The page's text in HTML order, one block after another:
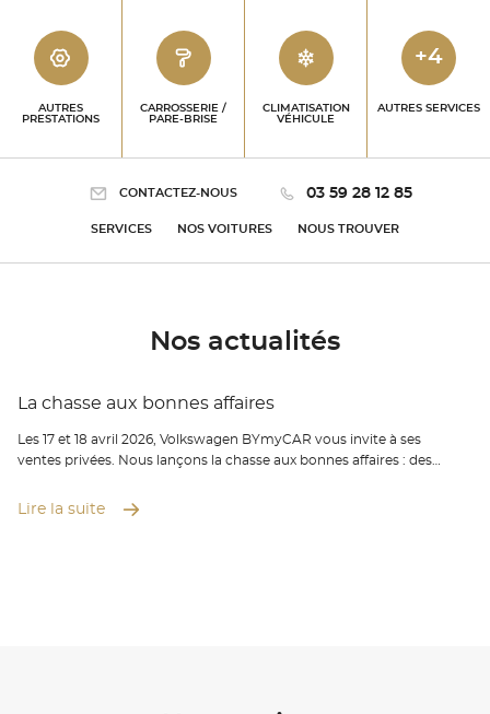
AUTRES
PRESTATIONS
CARROSSERIE /
PARE-BRISE
CLIMATISATION
VÉHICULE
+4
AUTRES SERVICES
SERVICES NOS VOITURES NOUS TROUVER
CONTACTEZ-NOUS 03 59 28 12 85
Nos actualités
La chasse aux bonnes affaires
Les 17 et 18 avril 2026, Volkswagen BYmyCAR vous invite à ses
ventes privées. Nous lançons la chasse aux bonnes affaires : des
exceptionnelles sur une sélection de modèles Volkswagen.
Lire la suite